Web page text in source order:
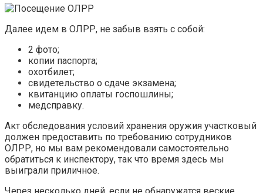
Далее идем в ОЛРР, не забыв взять с собой:
2 фото;
копии паспорта;
охотбилет;
свидетельство о сдаче экзамена;
квитанцию оплаты госпошлины;
медсправку.
Акт обследования условий хранения оружия участковый
должен предоставить по требованию сотрудников
ОЛРР, но мы вам рекомендовали самостоятельно
обратиться к инспектору, так что время здесь мы
выиграли приличное.